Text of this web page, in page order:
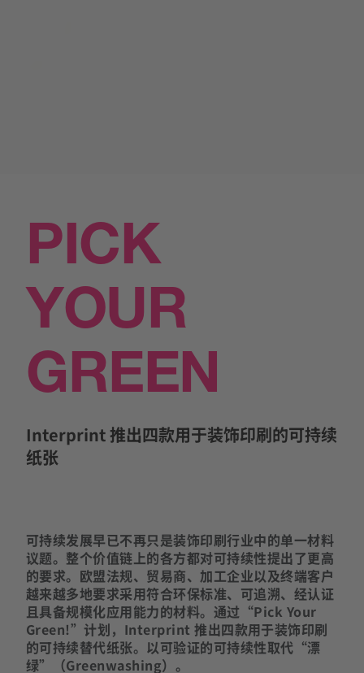
PICK
YOUR
GREEN
Interprint 推出四款用于装饰印刷的可持续
纸张
可持续发展早已不再只是装饰印刷行业中的单一材料
议题。整个价值链上的各方都对可持续性提出了更高
的要求。欧盟法规、贸易商、加工企业以及终端客户
越来越多地要求采用符合环保标准、可追溯、经认证
且具备规模化应用能力的材料。通过“Pick Your
Green!”计划，Interprint 推出四款用于装饰印刷
的可持续替代纸张。以可验证的可持续性取代“漂
绿”（Greenwashing）。